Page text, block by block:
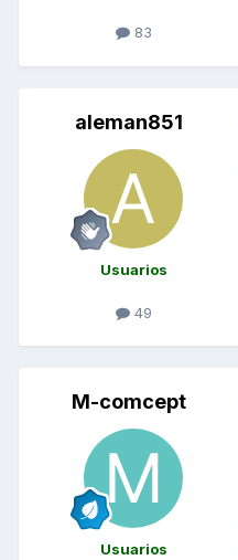
83
aleman851
Usuarios
49
M-comcept
Usuarios